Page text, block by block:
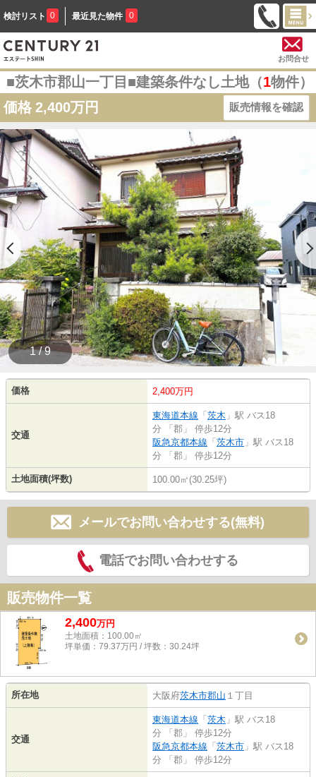
検討リスト 0 最近見た物件 0
お問合せ
■茨木市郡山一丁目■建築条件なし土地（1物件）
価格 2,400万円 販売情報を確認
1 / 9
価格 2,400万円
交通
東海道本線 「 茨木 」駅 バス18
分 「郡」 停歩12分
阪急京都本線 「 茨木市 」駅 バス18
分 「郡」 停歩12分
土地面積(坪数) 100.00㎡(30.25坪)
メールでお問い合わせする(無料)
電話でお問い合わせする
販売物件一覧
2,400万円
土地面積：100.00㎡
坪単価：79.37万円 / 坪数：30.24坪
所在地 大阪府茨木市郡山 １丁目
交通
東海道本線 「 茨木 」駅 バス18
分 「郡」 停歩12分
阪急京都本線 「 茨木市 」駅 バス18
分 「郡」 停歩12分